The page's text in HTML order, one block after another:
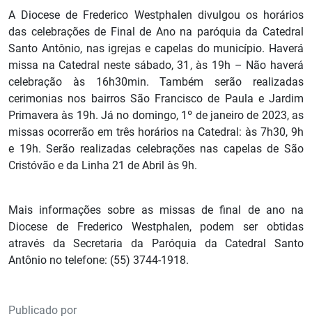
A Diocese de Frederico Westphalen divulgou os horários
das celebrações de Final de Ano na paróquia da Catedral
Santo Antônio, nas igrejas e capelas do município. Haverá
missa na Catedral neste sábado, 31, às 19h – Não haverá
celebração às 16h30min. Também serão realizadas
cerimonias nos bairros São Francisco de Paula e Jardim
Primavera às 19h. Já no domingo, 1º de janeiro de 2023, as
missas ocorrerão em três horários na Catedral: às 7h30, 9h
e 19h. Serão realizadas celebrações nas capelas de São
Cristóvão e da Linha 21 de Abril às 9h.
Mais informações sobre as missas de final de ano na
Diocese de Frederico Westphalen, podem ser obtidas
através da Secretaria da Paróquia da Catedral Santo
Antônio no telefone: (55) 3744-1918.
Publicado por